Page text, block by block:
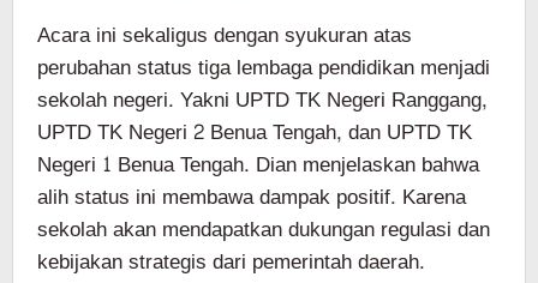
Acara ini sekaligus dengan syukuran atas
perubahan status tiga lembaga pendidikan menjadi
sekolah negeri. Yakni UPTD TK Negeri Ranggang,
UPTD TK Negeri 2 Benua Tengah, dan UPTD TK
Negeri 1 Benua Tengah. Dian menjelaskan bahwa
alih status ini membawa dampak positif. Karena
sekolah akan mendapatkan dukungan regulasi dan
kebijakan strategis dari pemerintah daerah.